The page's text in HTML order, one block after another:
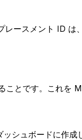
レースメント ID
とです。これを
シュボードに作成